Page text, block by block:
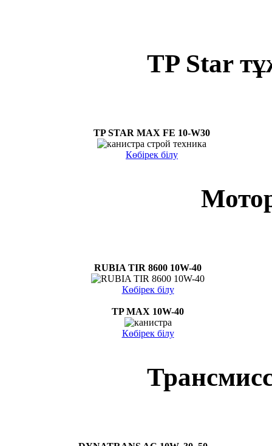
TP Star
TP STAR MAX FE 10-W30
Көбірек білу
RUBIA TIR 8600 10W-40
Көбірек білу
TP MAX 10W-40
Көбірек білу